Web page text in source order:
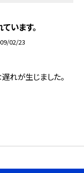
います。
02/23
れが生じました。